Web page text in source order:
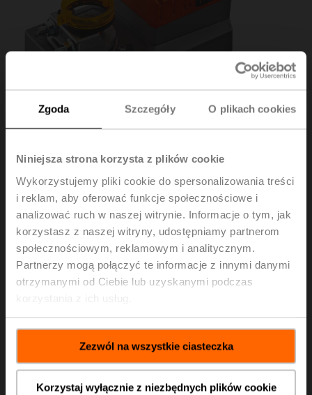
Zgoda Szczegóły O plikach cookies
Niniejsza strona korzysta z plików cookie
Wykorzystujemy pliki cookie do spersonalizowania treści
i reklam, aby oferować funkcje społecznościowe i
analizować ruch w naszej witrynie. Informacje o tym, jak
korzystasz z naszej witryny, udostępniamy partnerom
społecznościowym, reklamowym i analitycznym.
Partnerzy mogą połączyć te informacje z innymi danymi
otrzymanymi od Ciebie lub uzyskanymi podczas
Zezwól na wszystkie ciasteczka
Korzystaj wyłącznie z niezbędnych plików cookie
SM24A-S
Siłownik obrotowy, 20 Nm, AC/DC 24 V,
Zamknij/Otwórz, 3-punktowe, 150 s, 1x SPDT, IP54
Cena katalogowa
1 297,00 PLN
Dodaj do listy
Udostępnij